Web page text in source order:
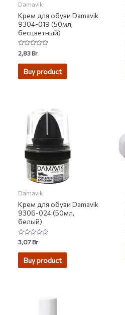
Damavik
Крем для обуви Damavik
9304-019 (50мл,
бесцветный)
Rated
0
out
2,83Br
Buy product
Damavik
Крем для обуви Damavik
9306-024 (50мл,
белый)
Rated
0
out
3,07Br
Buy product